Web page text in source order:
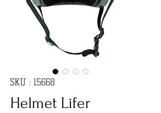
SKU : 15668
Helmet Lifer